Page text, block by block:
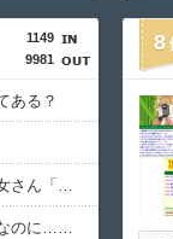
1149
9981
ある？
【育児】「男性の産後うつが課題です。」←女さん「は？」
【逆パワハラ】部下女性を一度注意しただけなのに…逆パワハラで27年勤めた会社を去った男性の壮絶な1年
8